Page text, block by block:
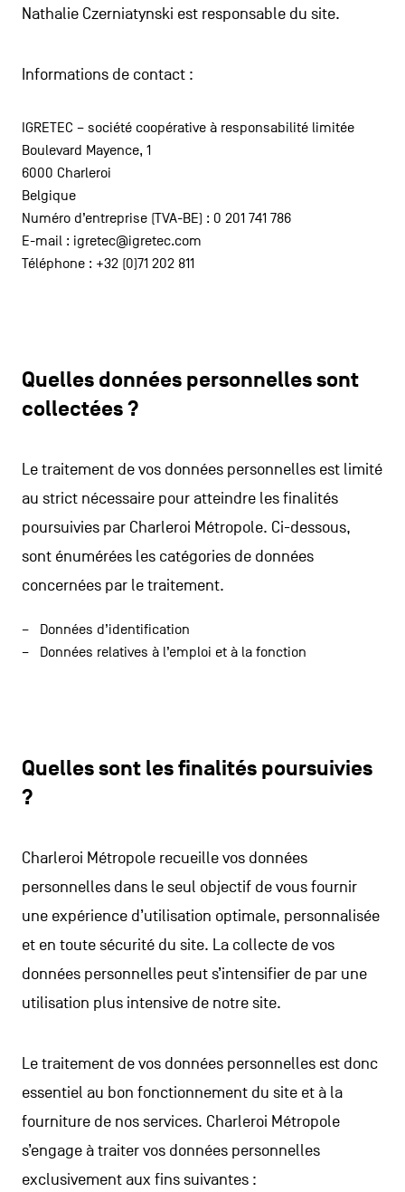
Nathalie Czerniatynski est responsable du site.
Informations de contact :
IGRETEC – société coopérative à responsabilité limitée
Boulevard Mayence, 1
6000 Charleroi
Belgique
Numéro d’entreprise (TVA-BE) : 0 201 741 786
E-mail : igretec@igretec.com
Téléphone : +32 (0)71 202 811
Quelles données personnelles sont
collectées ?
Le traitement de vos données personnelles est limité
au strict nécessaire pour atteindre les finalités
poursuivies par Charleroi Métropole. Ci-dessous,
sont énumérées les catégories de données
concernées par le traitement.
Données d’identification
Données relatives à l’emploi et à la fonction
Quelles sont les finalités poursuivies
?
Charleroi Métropole recueille vos données
personnelles dans le seul objectif de vous fournir
une expérience d’utilisation optimale, personnalisée
et en toute sécurité du site. La collecte de vos
données personnelles peut s’intensifier de par une
utilisation plus intensive de notre site.
Le traitement de vos données personnelles est donc
essentiel au bon fonctionnement du site et à la
fourniture de nos services. Charleroi Métropole
s’engage à traiter vos données personnelles
exclusivement aux fins suivantes :